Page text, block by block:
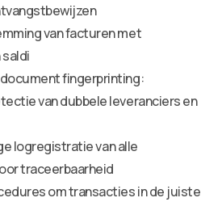
van facturen met
fingerprinting:
van dubbele leveranciers en
logregistratie van alle
traceerbaarheid
om transacties in de juiste